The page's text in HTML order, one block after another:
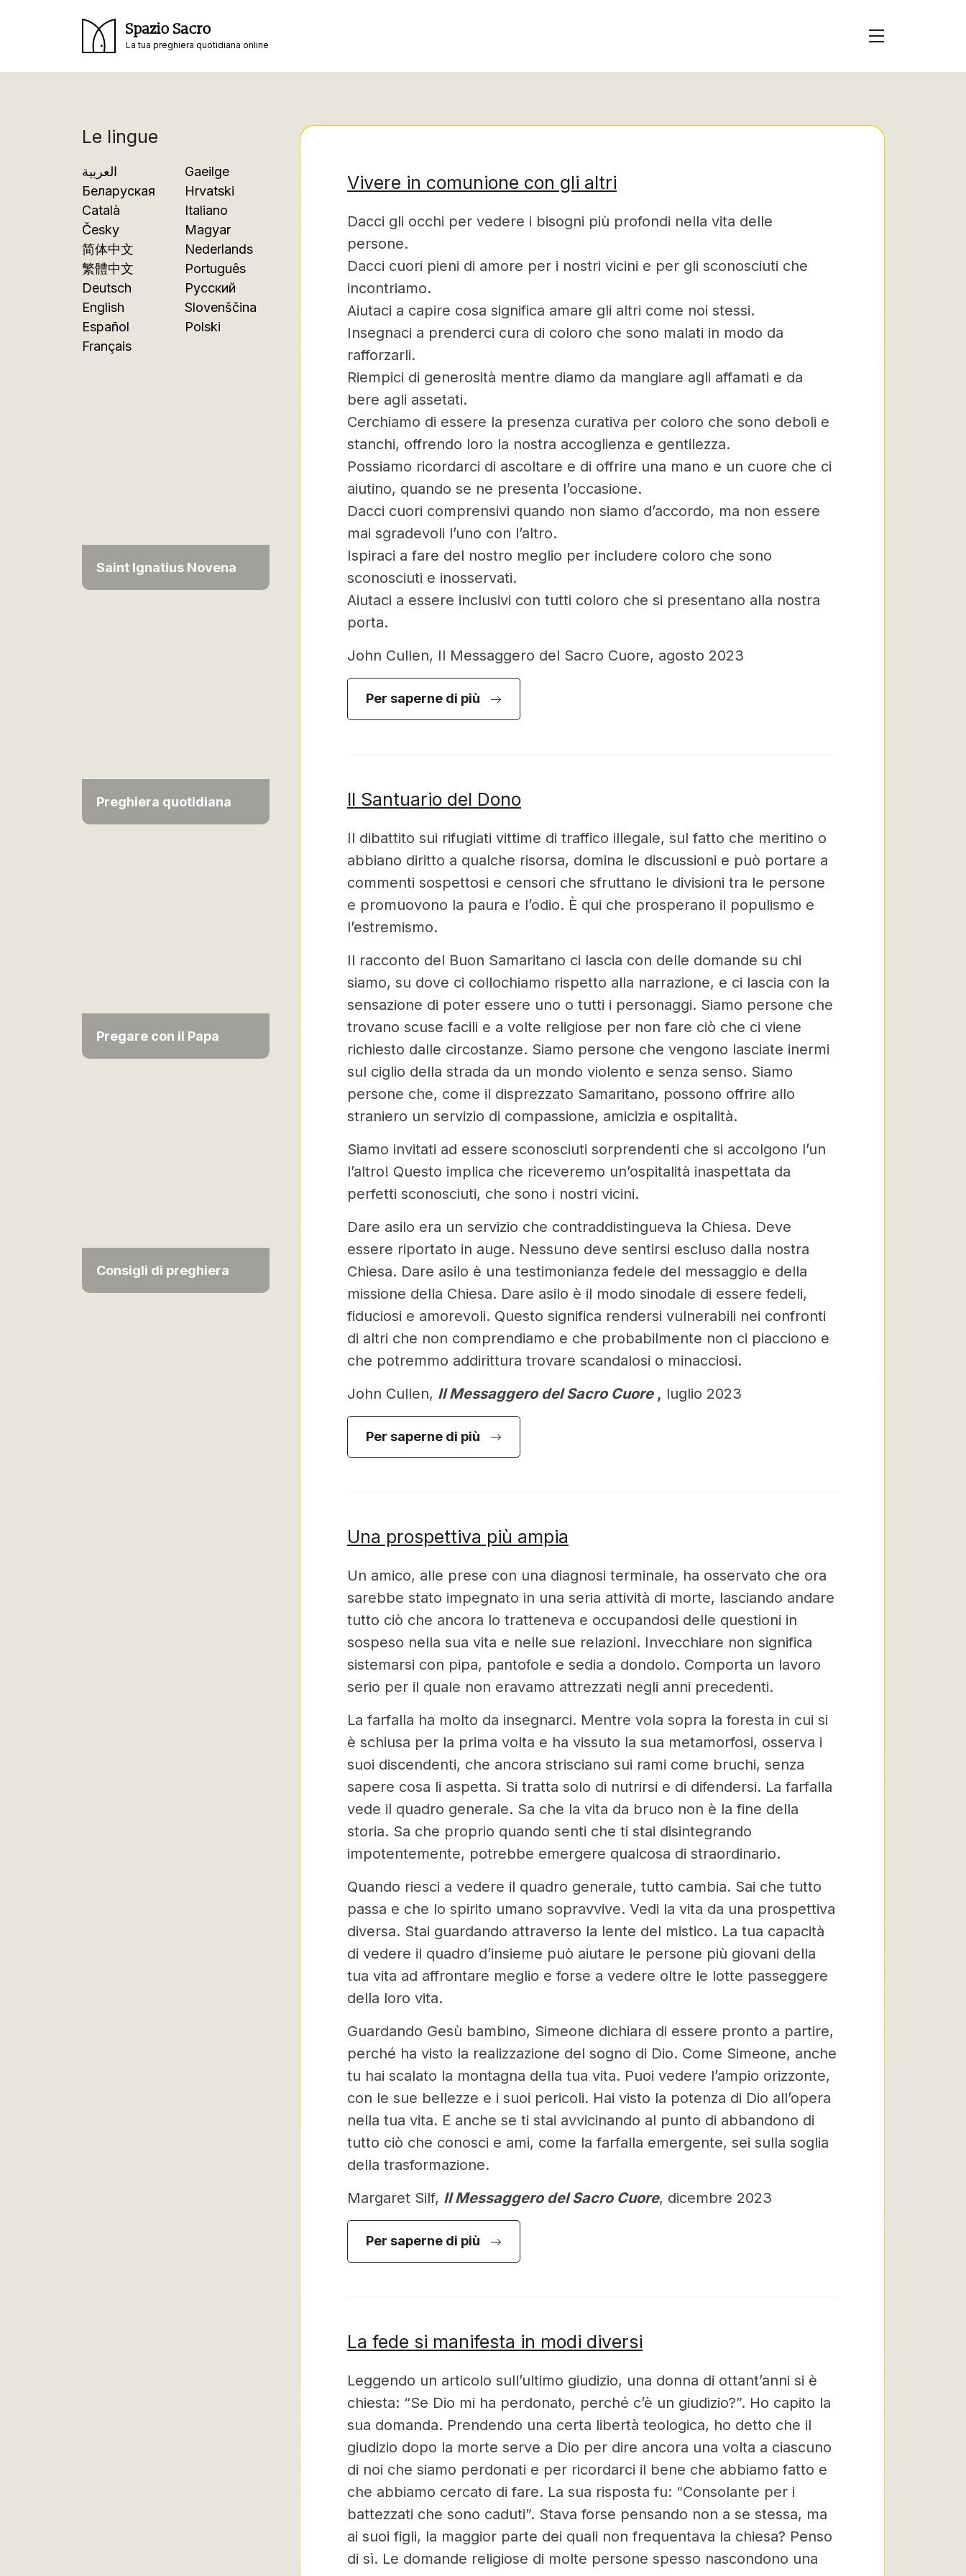
Spazio Sacro
La tua preghiera quotidiana online
Le lingue
العربية
Беларуская
Català
Česky
简体中文
繁體中文
Deutsch
English
Español
Français
Gaeilge
Hrvatski
Italiano
Magyar
Nederlands
Português
Русский
Slovenščina
Polski
Saint Ignatius Novena
Preghiera quotidiana
Pregare con il Papa
Consigli di preghiera
Vivere in comunione con gli altri
Dacci gli occhi per vedere i bisogni più profondi nella vita delle
persone.
Dacci cuori pieni di amore per i nostri vicini e per gli sconosciuti che
incontriamo.
Aiutaci a capire cosa significa amare gli altri come noi stessi.
Insegnaci a prenderci cura di coloro che sono malati in modo da
rafforzarli.
Riempici di generosità mentre diamo da mangiare agli affamati e da
bere agli assetati.
Cerchiamo di essere la presenza curativa per coloro che sono deboli e
stanchi, offrendo loro la nostra accoglienza e gentilezza.
Possiamo ricordarci di ascoltare e di offrire una mano e un cuore che ci
aiutino, quando se ne presenta l’occasione.
Dacci cuori comprensivi quando non siamo d’accordo, ma non essere
mai sgradevoli l’uno con l’altro.
Ispiraci a fare del nostro meglio per includere coloro che sono
sconosciuti e inosservati.
Aiutaci a essere inclusivi con tutti coloro che si presentano alla nostra
porta.
John Cullen, Il Messaggero del Sacro Cuore, agosto 2023
Per saperne di più
Il Santuario del Dono
Il dibattito sui rifugiati vittime di traffico illegale, sul fatto che meritino o
abbiano diritto a qualche risorsa, domina le discussioni e può portare a
commenti sospettosi e censori che sfruttano le divisioni tra le persone
e promuovono la paura e l’odio. È qui che prosperano il populismo e
l’estremismo.
Il racconto del Buon Samaritano ci lascia con delle domande su chi
siamo, su dove ci collochiamo rispetto alla narrazione, e ci lascia con la
sensazione di poter essere uno o tutti i personaggi. Siamo persone che
trovano scuse facili e a volte religiose per non fare ciò che ci viene
richiesto dalle circostanze. Siamo persone che vengono lasciate inermi
sul ciglio della strada da un mondo violento e senza senso. Siamo
persone che, come il disprezzato Samaritano, possono offrire allo
straniero un servizio di compassione, amicizia e ospitalità.
Siamo invitati ad essere sconosciuti sorprendenti che si accolgono l’un
l’altro! Questo implica che riceveremo un’ospitalità inaspettata da
perfetti sconosciuti, che sono i nostri vicini.
Dare asilo era un servizio che contraddistingueva la Chiesa. Deve
essere riportato in auge. Nessuno deve sentirsi escluso dalla nostra
Chiesa. Dare asilo è una testimonianza fedele del messaggio e della
missione della Chiesa. Dare asilo è il modo sinodale di essere fedeli,
fiduciosi e amorevoli. Questo significa rendersi vulnerabili nei confronti
di altri che non comprendiamo e che probabilmente non ci piacciono e
che potremmo addirittura trovare scandalosi o minacciosi.
John Cullen, Il Messaggero del Sacro Cuore , luglio 2023
Per saperne di più
Una prospettiva più ampia
Un amico, alle prese con una diagnosi terminale, ha osservato che ora
sarebbe stato impegnato in una seria attività di morte, lasciando andare
tutto ciò che ancora lo tratteneva e occupandosi delle questioni in
sospeso nella sua vita e nelle sue relazioni. Invecchiare non significa
sistemarsi con pipa, pantofole e sedia a dondolo. Comporta un lavoro
serio per il quale non eravamo attrezzati negli anni precedenti.
La farfalla ha molto da insegnarci. Mentre vola sopra la foresta in cui si
è schiusa per la prima volta e ha vissuto la sua metamorfosi, osserva i
suoi discendenti, che ancora strisciano sui rami come bruchi, senza
sapere cosa li aspetta. Si tratta solo di nutrirsi e di difendersi. La farfalla
vede il quadro generale. Sa che la vita da bruco non è la fine della
storia. Sa che proprio quando senti che ti stai disintegrando
impotentemente, potrebbe emergere qualcosa di straordinario.
Quando riesci a vedere il quadro generale, tutto cambia. Sai che tutto
passa e che lo spirito umano sopravvive. Vedi la vita da una prospettiva
diversa. Stai guardando attraverso la lente del mistico. La tua capacità
di vedere il quadro d’insieme può aiutare le persone più giovani della
tua vita ad affrontare meglio e forse a vedere oltre le lotte passeggere
della loro vita.
Guardando Gesù bambino, Simeone dichiara di essere pronto a partire,
perché ha visto la realizzazione del sogno di Dio. Come Simeone, anche
tu hai scalato la montagna della tua vita. Puoi vedere l’ampio orizzonte,
con le sue bellezze e i suoi pericoli. Hai visto la potenza di Dio all’opera
nella tua vita. E anche se ti stai avvicinando al punto di abbandono di
tutto ciò che conosci e ami, come la farfalla emergente, sei sulla soglia
della trasformazione.
Margaret Silf, Il Messaggero del Sacro Cuore, dicembre 2023
Per saperne di più
La fede si manifesta in modi diversi
Leggendo un articolo sull’ultimo giudizio, una donna di ottant’anni si è
chiesta: “Se Dio mi ha perdonato, perché c’è un giudizio?”. Ho capito la
sua domanda. Prendendo una certa libertà teologica, ho detto che il
giudizio dopo la morte serve a Dio per dire ancora una volta a ciascuno
di noi che siamo perdonati e per ricordarci il bene che abbiamo fatto e
che abbiamo cercato di fare. La sua risposta fu: “Consolante per i
battezzati che sono caduti”. Stava forse pensando non a se stessa, ma
ai suoi figli, la maggior parte dei quali non frequentava la chiesa? Penso
di sì. Le domande religiose di molte persone spesso nascondono una